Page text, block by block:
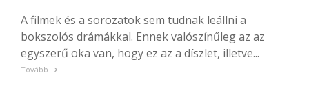
A filmek és a sorozatok sem tudnak leállni a
bokszolós drámákkal. Ennek valószínűleg az az
egyszerű oka van, hogy ez az a díszlet, illetve...
Tovább